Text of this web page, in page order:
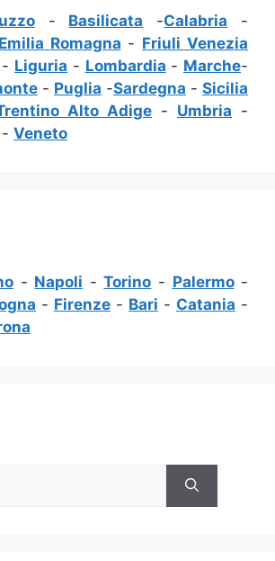
- Basilicata -Calabria -
Emilia Romagna - Friuli Venezia
Liguria - Lombardia - Marche-
- Puglia -Sardegna - Sicilia
Alto Adige - Umbria -
- Veneto
- Napoli -Torino - Palermo-
- Firenze - Bari - Catania -